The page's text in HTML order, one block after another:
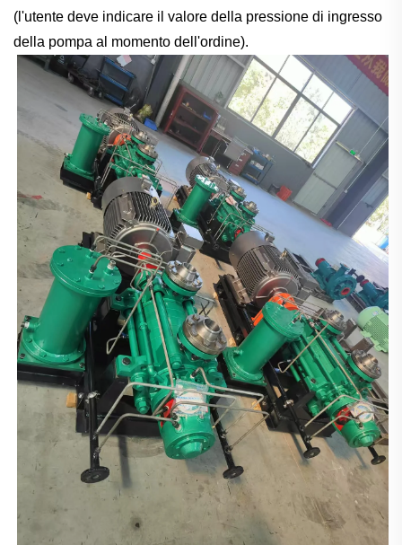
(l'utente deve indicare il valore della pressione di ingresso
della pompa al momento dell'ordine).